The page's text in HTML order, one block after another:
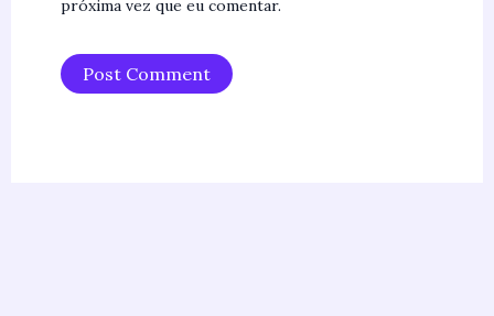
próxima vez que eu comentar.